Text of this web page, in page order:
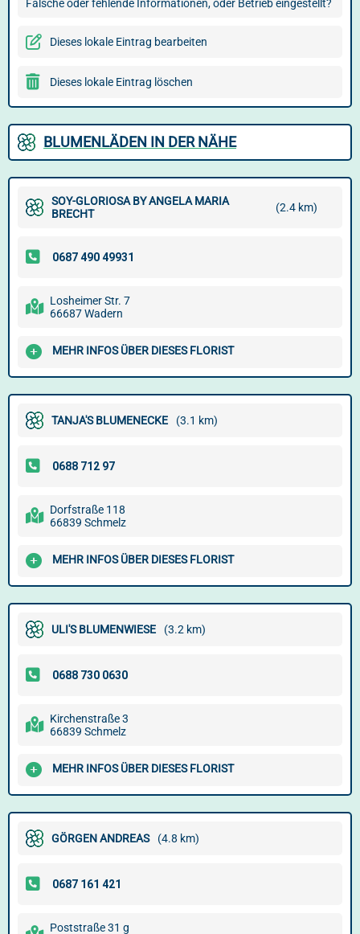
Falsche oder fehlende Informationen, oder Betrieb eingestellt?
Dieses lokale Eintrag bearbeiten
Dieses lokale Eintrag löschen
BLUMENLÄDEN IN DER NÄHE
SOY-GLORIOSA BY ANGELA MARIA
BRECHT
(2.4 km)
Losheimer Str. 7
66687 Wadern
MEHR INFOS ÜBER DIESES FLORIST
TANJA'S BLUMENECKE (3.1 km)
Dorfstraße 118
66839 Schmelz
MEHR INFOS ÜBER DIESES FLORIST
ULI'S BLUMENWIESE (3.2 km)
Kirchenstraße 3
66839 Schmelz
MEHR INFOS ÜBER DIESES FLORIST
GÖRGEN ANDREAS (4.8 km)
Poststraße 31 g